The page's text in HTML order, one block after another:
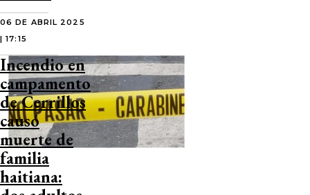
06 DE ABRIL 2025
| 17:15
Incendio en
campamento
de Cerrillos
causó
muerte de
familia
haitiana: